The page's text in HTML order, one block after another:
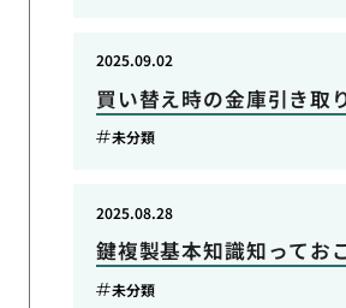
買い替え時の金庫引き取
2025.09.02
未分類
鍵複製基本知識知ってお
2025.08.28
未分類